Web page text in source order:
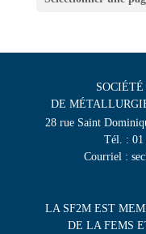
DE
28 rue Saint
Tél. : 01
Courriel :
LA SF2M EST
DE LA FEMS